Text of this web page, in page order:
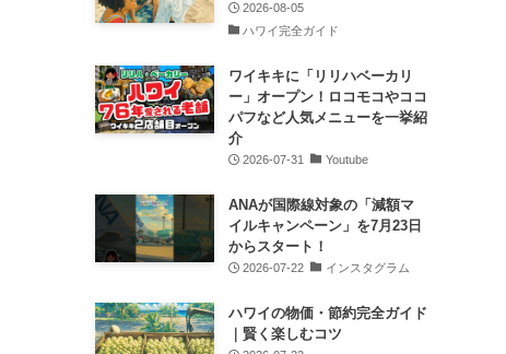
2026-08-05
ハワイ完全ガイド
ワイキキに「リリハベーカリ
ー」オープン！ロコモコやココ
パフなど人気メニューを一挙紹
介
2026-07-31 Youtube
ANAが国際線対象の「減額マ
イルキャンペーン」を7月23日
からスタート！
2026-07-22 インスタグラム
ハワイの物価・節約完全ガイド
｜賢く楽しむコツ